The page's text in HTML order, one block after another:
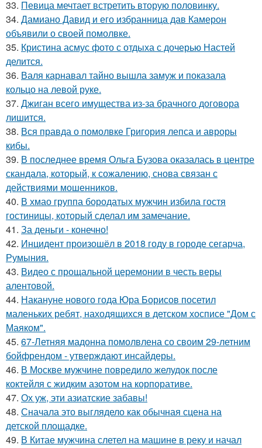
33. Певица мечтает встретить вторую половинку.
34. Дамиано Давид и его избранница дав Камерон
объявили о своей помолвке.
35. Кристина асмус фото с отдыха с дочерью Настей
делится.
36. Валя карнавал тайно вышла замуж и показала
кольцо на левой руке.
37. Джиган всего имущества из-за брачного договора
лишится.
38. Вся правда о помолвке Григория лепса и авроры
кибы.
39. В последнее время Ольга Бузова оказалась в центре
скандала, который, к сожалению, снова связан с
действиями мошенников.
40. В хмао группа бородатых мужчин избила гостя
гостиницы, который сделал им замечание.
41. За деньги - конечно!
42. Инцидент произошёл в 2018 году в городе сегарча,
Румыния.
43. Видео с прощальной церемонии в честь веры
алентовой.
44. Накануне нового года Юра Борисов посетил
маленьких ребят, находящихся в детском хосписе "Дом с
Маяком".
45. 67-Летняя мадонна помолвлена со своим 29-летним
бойфрендом - утверждают инсайдеры.
46. В Москве мужчине повредило желудок после
коктейля с жидким азотом на корпоративе.
47. Ох уж, эти азиатские забавы!
48. Сначала это выглядело как обычная сцена на
детской площадке.
49. В Китае мужчина слетел на машине в реку и начал